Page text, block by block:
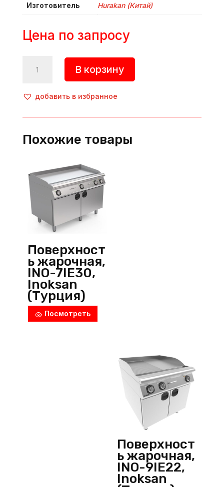
Изготовитель Hurakan (Китай)
Цена по запросу
товара
Поверхность
жарочная,
PSR730,
(Китай)
В корзину
добавить в избранное
Похожие товары
Поверхност
ь жарочная,
INO-7IE30,
Inoksan
(Турция)
Посмотреть
Поверхност
ь жарочная,
INO-9IE22,
Inoksan